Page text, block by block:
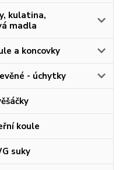
kulatina,
madla
a koncovky
- úchytky
koule
suky